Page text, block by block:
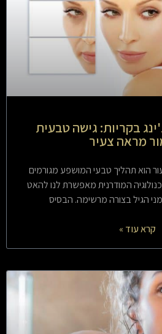
בקריות: גישה טבעית
מראה צעיר
הוא תהליך טבעי המושפע מגורמים
המודרנית מאפשרת לנו להאט
הגיל בצורה מרשימה. הבסיס
קרא עוד »